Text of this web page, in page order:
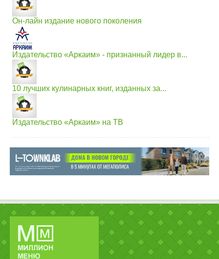
Он-лайн издание нового поколения
Издательство «Аркаим» - признанный лидер в...
10 лучших кулинарных книг, изданных за...
Издательство «Аркаим» на ТВ